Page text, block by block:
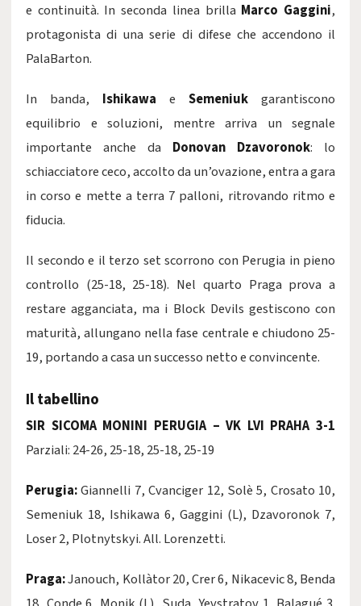
e continuità. In seconda linea brilla Marco Gaggini,
protagonista di una serie di difese che accendono il
PalaBarton.
In banda, Ishikawa e Semeniuk garantiscono
equilibrio e soluzioni, mentre arriva un segnale
importante anche da Donovan Dzavoronok: lo
schiacciatore ceco, accolto da un’ovazione, entra a gara
in corso e mette a terra 7 palloni, ritrovando ritmo e
fiducia.
Il secondo e il terzo set scorrono con Perugia in pieno
controllo (25-18, 25-18). Nel quarto Praga prova a
restare agganciata, ma i Block Devils gestiscono con
maturità, allungano nella fase centrale e chiudono 25-
19, portando a casa un successo netto e convincente.
Il tabellino
SIR SICOMA MONINI PERUGIA – VK LVI PRAHA 3-1
Parziali: 24-26, 25-18, 25-18, 25-19
Perugia:Giannelli 7, Cvanciger 12, Solè 5, Crosato 10,
Semeniuk 18, Ishikawa 6, Gaggini (L), Dzavoronok 7,
Loser 2, Plotnytskyi. All. Lorenzetti.
Praga:Janouch, Kollàtor 20, Crer 6, Nikacevic 8, Benda